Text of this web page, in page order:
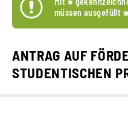
*
müssen ausgefüllt
ANTRAG AUF
STUDENTISCHEN